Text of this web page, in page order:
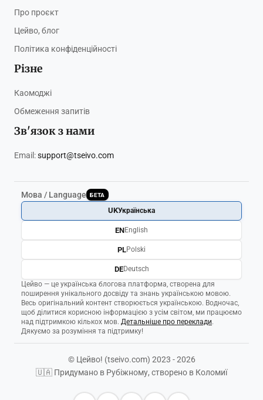
Про проєкт
Цейво, блог
Політика конфіденційності
Різне
Каомоджі
Обмеження запитів
Зв'язок з нами
Email:support@tseivo.com
Мова / Language БЕТА
Цейво — це українська блогова платформа, створена для
поширення унікального досвіду та знань українською мовою.
Весь оригінальний контент створюється українською. Водночас,
щоб ділитися корисною інформацією з усім світом, ми працюємо
над підтримкою кількох мов. Детальніше про переклади.
Дякуємо за розуміння та підтримку!
UKУкраїнська
ENEnglish
PLPolski
DEDeutsch
© Цейво! (tseivo.com) 2023 - 2026
🇺🇦 Придумано в Рубіжному, створено в Коломиї